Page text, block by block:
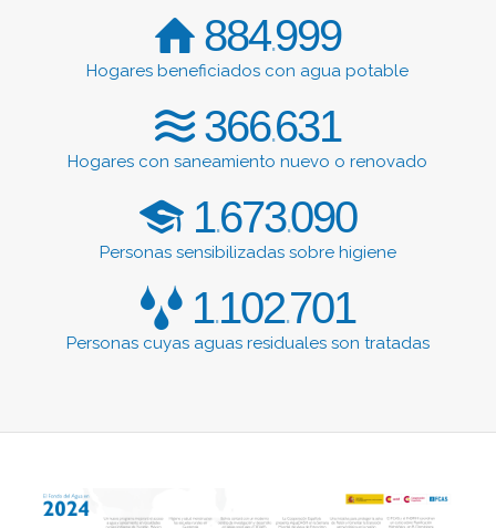
884.999
Hogares beneficiados con agua potable
366.631
Hogares con saneamiento nuevo o renovado
1.673.090
Personas sensibilizadas sobre higiene
1.102.701
Personas cuyas aguas residuales son tratadas